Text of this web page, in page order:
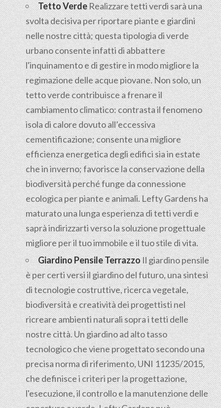
Tetto VerdeRealizzare tetti verdi sarà una
svolta decisiva per riportare piante e giardini
nelle nostre città; questa tipologia di verde
urbano consente infatti di abbattere
l'inquinamento e di gestire in modo migliore la
regimazione delle acque piovane. Non solo, un
tetto verde contribuisce a frenare il
cambiamento climatico: contrasta il fenomeno
isola di calore dovuto all’eccessiva
cementificazione; consente una migliore
efficienza energetica degli edifici sia in estate
che in inverno; favorisce la conservazione della
biodiversità perché funge da connessione
ecologica per piante e animali. Lefty Gardens ha
maturato una lunga esperienza di tetti verdi e
saprà indirizzarti verso la soluzione progettuale
migliore per il tuo immobile e il tuo stile di vita.
Giardino Pensile TerrazzoIl giardino pensile
è per certi versi il giardino del futuro, una sintesi
di tecnologie costruttive, ricerca vegetale,
biodiversità e creatività dei progettisti nel
ricreare ambienti naturali sopra i tetti delle
nostre città. Un giardino ad alto tasso
tecnologico che viene progettato secondo una
precisa norma di riferimento, UNI 11235/2015,
che definisce i criteri per la progettazione,
l'esecuzione, il controllo e la manutenzione delle